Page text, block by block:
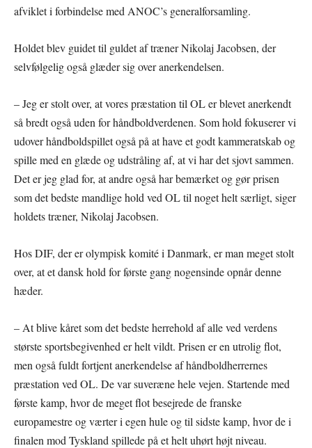
afviklet i forbindelse med ANOC’s generalforsamling.
Holdet blev guidet til guldet af træner Nikolaj Jacobsen, der
selvfølgelig også glæder sig over anerkendelsen.
– Jeg er stolt over, at vores præstation til OL er blevet anerkendt
så bredt også uden for håndboldverdenen. Som hold fokuserer vi
udover håndboldspillet også på at have et godt kammeratskab og
spille med en glæde og udstråling af, at vi har det sjovt sammen.
Det er jeg glad for, at andre også har bemærket og gør prisen
som det bedste mandlige hold ved OL til noget helt særligt, siger
holdets træner, Nikolaj Jacobsen.
Hos DIF, der er olympisk komité i Danmark, er man meget stolt
over, at et dansk hold for første gang nogensinde opnår denne
hæder.
– At blive kåret som det bedste herrehold af alle ved verdens
største sportsbegivenhed er helt vildt. Prisen er en utrolig flot,
men også fuldt fortjent anerkendelse af håndboldherrernes
præstation ved OL. De var suveræne hele vejen. Startende med
første kamp, hvor de meget flot besejrede de franske
europamestre og værter i egen hule og til sidste kamp, hvor de i
finalen mod Tyskland spillede på et helt uhørt højt niveau.